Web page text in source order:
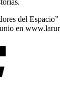
del
en